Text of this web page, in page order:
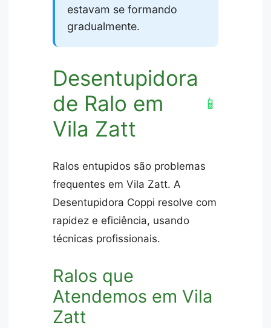
estavam se formando
gradualmente.
Desentupidora
de Ralo em
Vila Zatt
📱
Ralos entupidos são problemas
frequentes em Vila Zatt. A
Desentupidora Coppi resolve com
rapidez e eficiência, usando
técnicas profissionais.
Ralos que
Atendemos em Vila
Zatt